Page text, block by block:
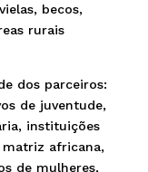
becos,
rurais
dos parceiros:
de juventude,
instituições
africana,
de mulheres,